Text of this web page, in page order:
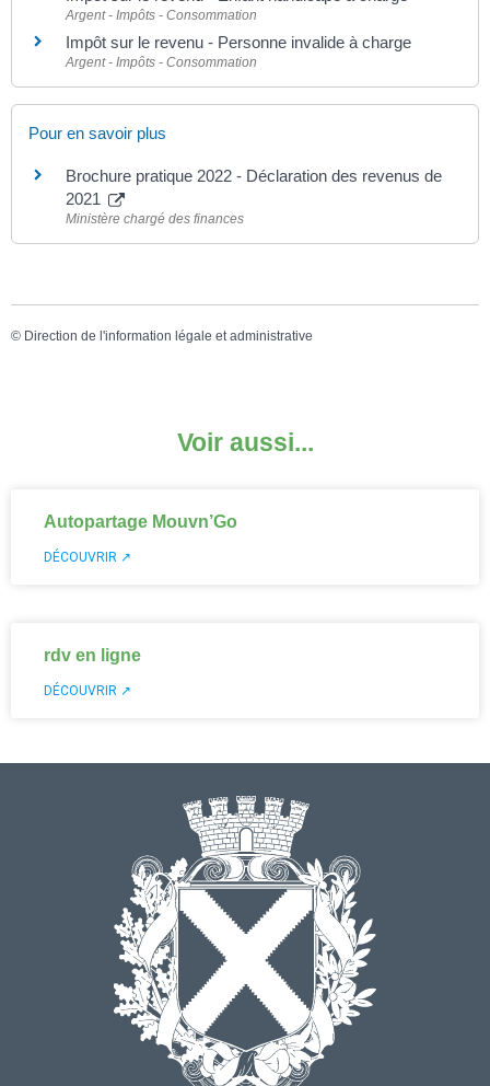
Argent - Impôts - Consommation
Impôt sur le revenu - Personne invalide à charge
Argent - Impôts - Consommation
Pour en savoir plus
Brochure pratique 2022 - Déclaration des revenus de
2021
Ministère chargé des finances
© Direction de l'information légale et administrative
Voir aussi...
Autopartage Mouvn’Go
DÉCOUVRIR ↗
rdv en ligne
DÉCOUVRIR ↗